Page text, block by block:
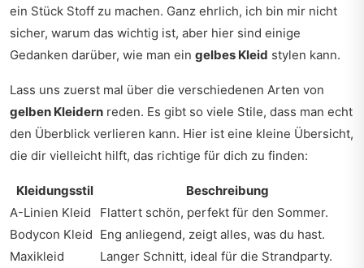
ein Stück Stoff zu machen. Ganz ehrlich, ich bin mir nicht
sicher, warum das wichtig ist, aber hier sind einige
Gedanken darüber, wie man ein gelbes Kleid stylen kann.
Lass uns zuerst mal über die verschiedenen Arten von
gelben Kleidern reden. Es gibt so viele Stile, dass man echt
den Überblick verlieren kann. Hier ist eine kleine Übersicht,
die dir vielleicht hilft, das richtige für dich zu finden:
Kleidungsstil
Beschreibung
A-Linien Kleid
Flattert schön, perfekt für den Sommer.
Bodycon Kleid Eng anliegend, zeigt alles, was du hast.
Maxikleid
Langer Schnitt, ideal für die Strandparty.